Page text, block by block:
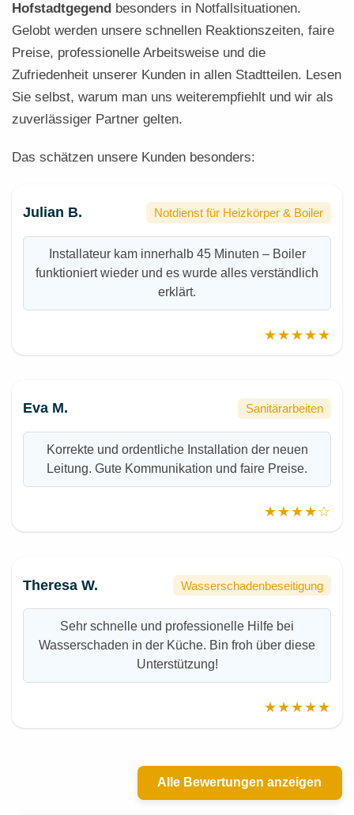
Hofstadtgegend besonders in Notfallsituationen.
Gelobt werden unsere schnellen Reaktionszeiten, faire
Preise, professionelle Arbeitsweise und die
Zufriedenheit unserer Kunden in allen Stadtteilen. Lesen
Sie selbst, warum man uns weiterempfiehlt und wir als
zuverlässiger Partner gelten.
Das schätzen unsere Kunden besonders:
Julian B. Notdienst für Heizkörper & Boiler
Installateur kam innerhalb 45 Minuten – Boiler
funktioniert wieder und es wurde alles verständlich
erklärt.
★★★★★
Eva M. Sanitärarbeiten
Korrekte und ordentliche Installation der neuen
Leitung. Gute Kommunikation und faire Preise.
★★★★☆
Theresa W. Wasserschadenbeseitigung
Sehr schnelle und professionelle Hilfe bei
Wasserschaden in der Küche. Bin froh über diese
Unterstützung!
★★★★★
Alle Bewertungen anzeigen